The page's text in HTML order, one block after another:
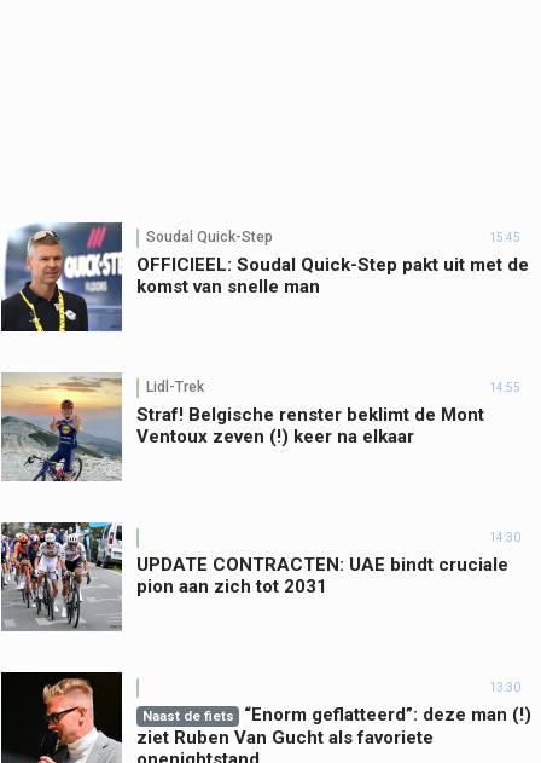
Soudal Quick-Step 15:45
OFFICIEEL: Soudal Quick-Step pakt uit met de
komst van snelle man
Lidl-Trek 14:55
Straf! Belgische renster beklimt de Mont
Ventoux zeven (!) keer na elkaar
14:30
UPDATE CONTRACTEN: UAE bindt cruciale
pion aan zich tot 2031
13:30
Naast de fiets
“Enorm geflatteerd”: deze man (!)
ziet Ruben Van Gucht als favoriete